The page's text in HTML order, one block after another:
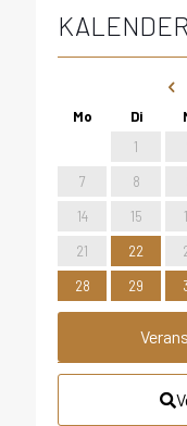
KALENDER
1
7
8
14
15
21
22
28
29